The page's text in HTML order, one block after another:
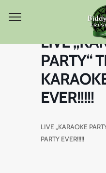
LIVE
PARTY“
EVER!!!!!
LIVE „KARAOKE
PARTY EVER!!!!!